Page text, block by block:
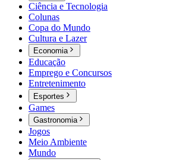
Ciência e Tecnologia
Colunas
Copa do Mundo
Cultura e Lazer
Economia
Educação
Emprego e Concursos
Entretenimento
Esportes
Games
Gastronomia
Jogos
Meio Ambiente
Mundo